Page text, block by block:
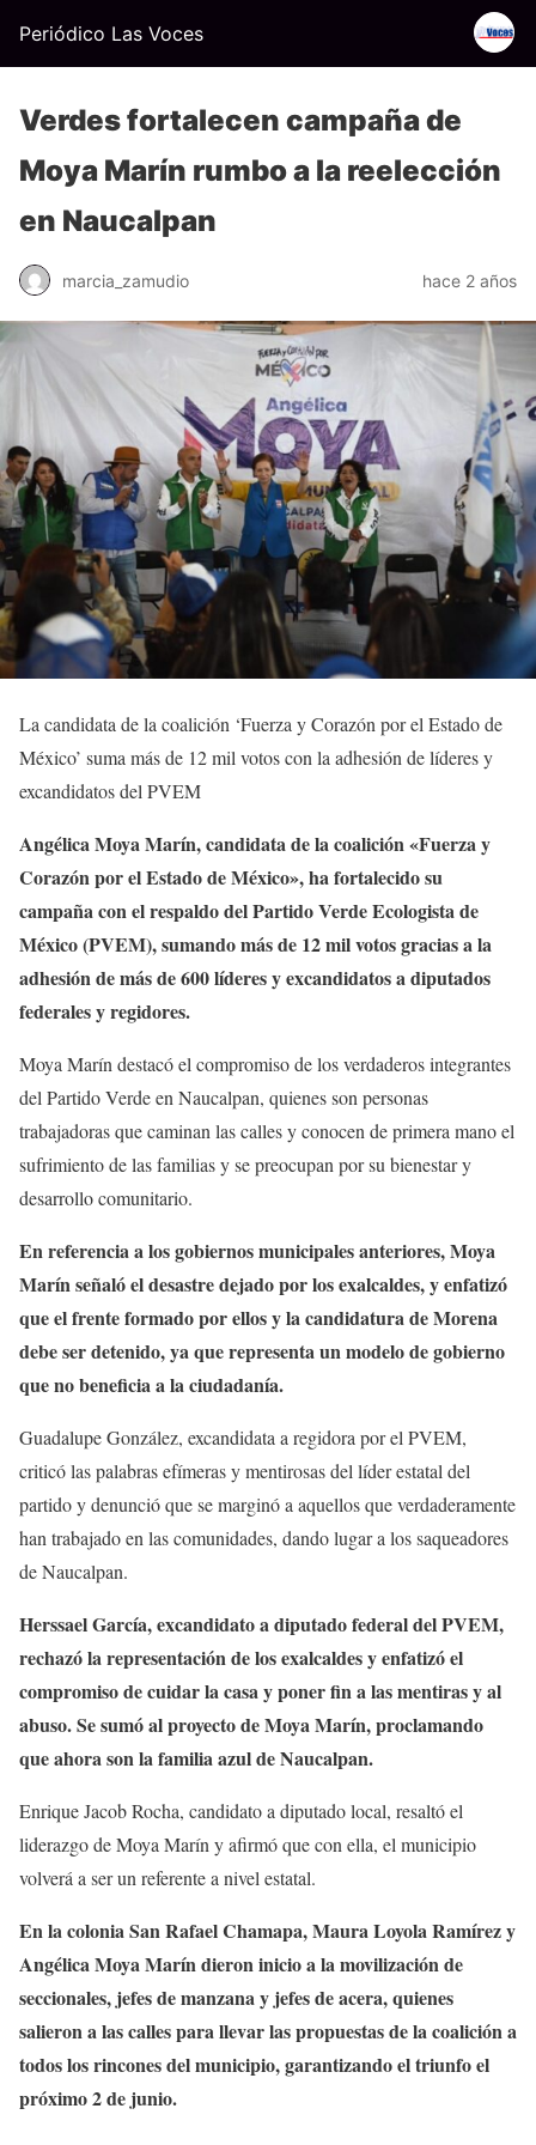
Periódico Las Voces
Verdes fortalecen campaña de
Moya Marín rumbo a la reelección
en Naucalpan
marcia_zamudio hace 2 años
La candidata de la coalición ‘Fuerza y Corazón por el Estado de
México’ suma más de 12 mil votos con la adhesión de líderes y
excandidatos del PVEM
Angélica Moya Marín, candidata de la coalición «Fuerza y
Corazón por el Estado de México», ha fortalecido su
campaña con el respaldo del Partido Verde Ecologista de
México (PVEM), sumando más de 12 mil votos gracias a la
adhesión de más de 600 líderes y excandidatos a diputados
federales y regidores.
Moya Marín destacó el compromiso de los verdaderos integrantes
del Partido Verde en Naucalpan, quienes son personas
trabajadoras que caminan las calles y conocen de primera mano el
sufrimiento de las familias y se preocupan por su bienestar y
desarrollo comunitario.
En referencia a los gobiernos municipales anteriores, Moya
Marín señaló el desastre dejado por los exalcaldes, y enfatizó
que el frente formado por ellos y la candidatura de Morena
debe ser detenido, ya que representa un modelo de gobierno
que no beneficia a la ciudadanía.
Guadalupe González, excandidata a regidora por el PVEM,
criticó las palabras efímeras y mentirosas del líder estatal del
partido y denunció que se marginó a aquellos que verdaderamente
han trabajado en las comunidades, dando lugar a los saqueadores
de Naucalpan.
Herssael García, excandidato a diputado federal del PVEM,
rechazó la representación de los exalcaldes y enfatizó el
compromiso de cuidar la casa y poner fin a las mentiras y al
abuso. Se sumó al proyecto de Moya Marín, proclamando
que ahora son la familia azul de Naucalpan.
Enrique Jacob Rocha, candidato a diputado local, resaltó el
liderazgo de Moya Marín y afirmó que con ella, el municipio
volverá a ser un referente a nivel estatal.
En la colonia San Rafael Chamapa, Maura Loyola Ramírez y
Angélica Moya Marín dieron inicio a la movilización de
seccionales, jefes de manzana y jefes de acera, quienes
salieron a las calles para llevar las propuestas de la coalición a
todos los rincones del municipio, garantizando el triunfo el
próximo 2 de junio.